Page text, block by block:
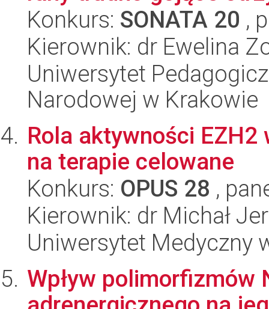
Konkurs: SONATA 20 ,
Kierownik: dr Ewelina
Uniwersytet
Narodowej w Krakowie
Rola aktywności
na terapie celowane
Konkurs: OPUS 28 ,
Kierownik: dr Michał
Uniwersytet Medyczny
Wpływ polimorfizmów